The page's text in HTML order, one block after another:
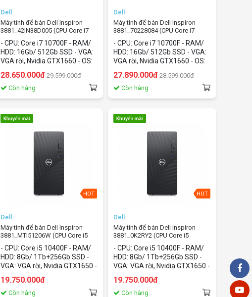
Dell
Máy tính để bàn Dell Inspiron
3881_42IN38D005 (CPU Core i7
10700F/16Gb/512Gb SSD/Nvidia
GTX1660/Windows 10 home)
- CPU: Core i7 10700F - RAM/
HDD: 16Gb/ 512Gb SSD - VGA:
VGA rời, Nvidia GTX1660 - OS:
Windows 10 home
28.650.000đ 29.599.000đ
Còn hàng
Dell
Máy tính để bàn Dell Inspiron
3881_70228084 (CPU Core i7
10700F/16Gb/512Gb SSD/Nvidia
GTX1660/Windows 10 home)
- CPU: Core i7 10700F - RAM/
HDD: 16Gb/ 512Gb SSD - VGA:
VGA rời, Nvidia GTX1660 - OS:
Windows 10 home
27.890.000đ 28.599.000đ
Còn hàng
HOT
Dell
Máy tính để bàn Dell Inspiron
3881_MTI51206W (CPU Core i5
10400F/8Gb/1Tb HDD+256Gb
SSD/Nvidia GTX1650/Windows
10 home)
- CPU: Core i5 10400F - RAM/
HDD: 8Gb/ 1Tb+256Gb SSD -
VGA: VGA rời, Nvidia GTX1650 -
19.750.000đ
Còn hàng
HOT
Dell
Máy tính để bàn Dell Inspiron
3881_0K2RY2 (CPU Core i5
10400F/8Gb/1Tb HDD+256Gb
SSD/Nvidia GTX1650/Windows
10 home)
- CPU: Core i5 10400F - RAM/
HDD: 8Gb/ 1Tb+256Gb SSD -
VGA: VGA rời, Nvidia GTX1650 -
19.750.000đ
Còn hàng